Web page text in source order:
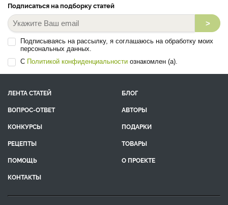
Подписаться на подборку статей
>
Подписываясь на рассылку, я соглашаюсь на обработку моих
персональных данных.
С Политикой конфиденциальности ознакомлен (а).
ЛЕНТА СТАТЕЙ
БЛОГ
ВОПРОС-ОТВЕТ
АВТОРЫ
КОНКУРСЫ
ПОДАРКИ
РЕЦЕПТЫ
ТОВАРЫ
ПОМОЩЬ
О ПРОЕКТЕ
КОНТАКТЫ